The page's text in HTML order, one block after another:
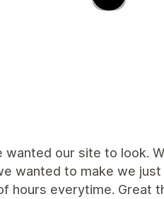
our site to look.
wanted to make we
hours everytime. Great